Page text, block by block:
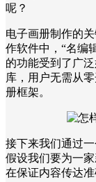
呢？
电子画册制作的
作软件中，“名编
的功能受到了广
库，用户无需从
册框架。
接下来我们通过
假设我们要为一
在保证内容传达